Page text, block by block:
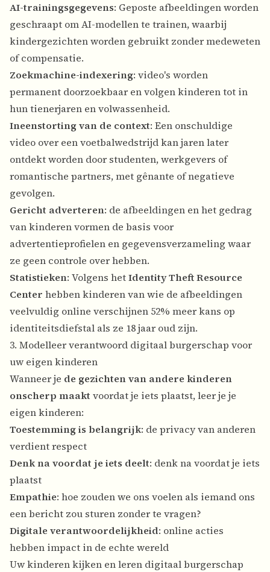
AI-trainingsgegevens: Geposte afbeeldingen worden
geschraapt om AI-modellen te trainen, waarbij
kindergezichten worden gebruikt zonder medeweten
of compensatie.
Zoekmachine-indexering: video's worden
permanent doorzoekbaar en volgen kinderen tot in
hun tienerjaren en volwassenheid.
Ineenstorting van de context: Een onschuldige
video over een voetbalwedstrijd kan jaren later
ontdekt worden door studenten, werkgevers of
romantische partners, met gênante of negatieve
gevolgen.
Gericht adverteren: de afbeeldingen en het gedrag
van kinderen vormen de basis voor
advertentieprofielen en gegevensverzameling waar
ze geen controle over hebben.
Statistieken: Volgens hetIdentity Theft Resource
Center hebben kinderen van wie de afbeeldingen
veelvuldig online verschijnen 52% meer kans op
identiteitsdiefstal als ze 18 jaar oud zijn.
3. Modelleer verantwoord digitaal burgerschap voor
uw eigen kinderen
Wanneer je de gezichten van andere kinderen
onscherp maakt voordat je iets plaatst, leer je je
eigen kinderen:
Toestemming is belangrijk: de privacy van anderen
verdient respect
Denk na voordat je iets deelt: denk na voordat je iets
plaatst
Empathie: hoe zouden we ons voelen als iemand ons
een bericht zou sturen zonder te vragen?
Digitale verantwoordelijkheid: online acties
hebben impact in de echte wereld
Uw kinderen kijken en leren digitaal burgerschap